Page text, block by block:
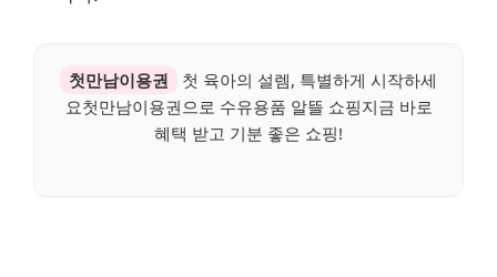
첫만남이용권
첫 육아의 설렘, 특별하게 시작하세
요첫만남이용권으로 수유용품 알뜰 쇼핑지금 바로
혜택 받고 기분 좋은 쇼핑!